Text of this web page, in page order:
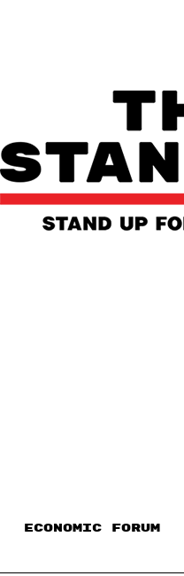
ECONOMIC FORUM